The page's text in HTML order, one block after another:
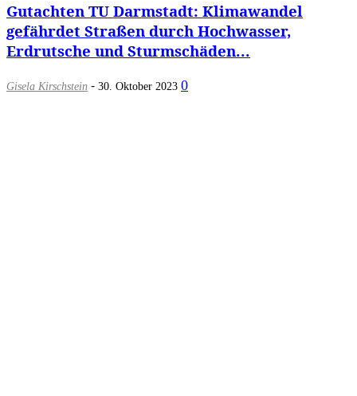
Gutachten TU Darmstadt: Klimawandel
gefährdet Straßen durch Hochwasser,
Erdrutsche und Sturmschäden...
Gisela Kirschstein - 30. Oktober 2023 0